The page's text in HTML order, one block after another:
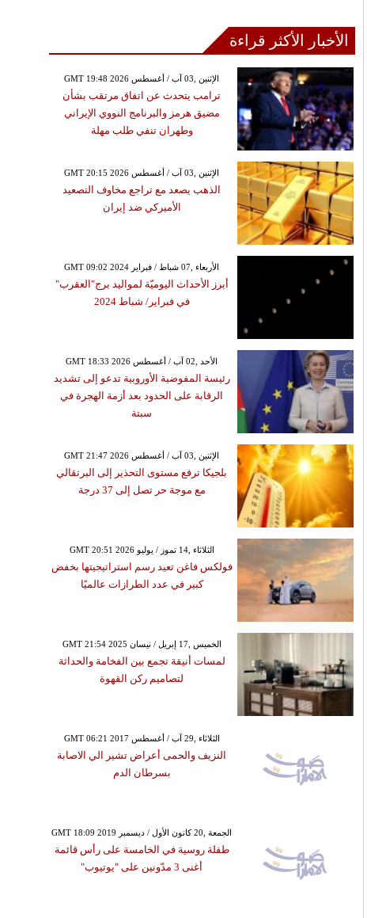
الأخبار الأكثر قراءة
GMT 19:48 2026 الإثنين ,03 آب / أغسطس
ترامب يتحدث عن اتفاق مرتقب بشأن
مضيق هرمز والبرنامج النووي الإيراني
وطهران تنفي طلب مهلة
GMT 20:15 2026 الإثنين ,03 آب / أغسطس
الذهب يصعد مع تراجع مخاوف التصعيد
الأميركي ضد إيران
GMT 09:02 2024 الأربعاء ,07 شباط / فبراير
أبرز الأحداث اليوميّة لمواليد برج"العقرب"
في فبراير/ شباط 2024
GMT 18:33 2026 الأحد ,02 آب / أغسطس
رئيسة المفوضية الأوروبية تدعو إلى تشديد
الرقابة على الحدود بعد أزمة الهجرة في
سبتة
GMT 21:47 2026 الإثنين ,03 آب / أغسطس
بلجيكا ترفع مستوى التحذير إلى البرتقالي
مع موجة حر تصل إلى 37 درجة
GMT 20:51 2026 الثلاثاء ,14 تموز / يوليو
فولكس فاغن تعيد رسم استراتيجيتها بخفض
كبير في عدد الطرازات عالميًا
GMT 21:54 2025 الخميس ,17 إبريل / نيسان
لمسات أنيقة تجمع بين الفخامة والحداثة
لتصاميم ركن القهوة
GMT 06:21 2017 الثلاثاء ,29 آب / أغسطس
النزيف والحمى أعراض تشير الي الاصابة
بسرطان الدم
GMT 18:09 2019 الجمعة ,20 كانون الأول / ديسمبر
طفلة روسية في الخامسة على رأس قائمة
أغنى 3 مدّونين على "يوتيوب"